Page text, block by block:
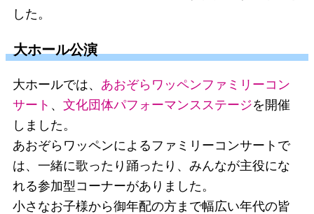
した。
大ホール公演
大ホールでは、 あおぞらワッペンファミリーコン
サート 、 文化団体パフォーマンスステージを開催
しました。
あおぞらワッペンによるファミリーコンサートで
は、一緒に歌ったり踊ったり、みんなが主役にな
れる参加型コーナーがありました。
小さなお子様から御年配の方まで幅広い年代の皆